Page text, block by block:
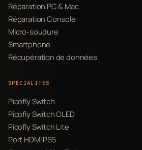
Réparation PC & Mac
Réparation Console
Micro-soudure
Smartphone
Récupération de données
SPÉCIALITÉS
Picofly Switch
Picofly Switch OLED
Picofly Switch Lite
Port HDMI PS5